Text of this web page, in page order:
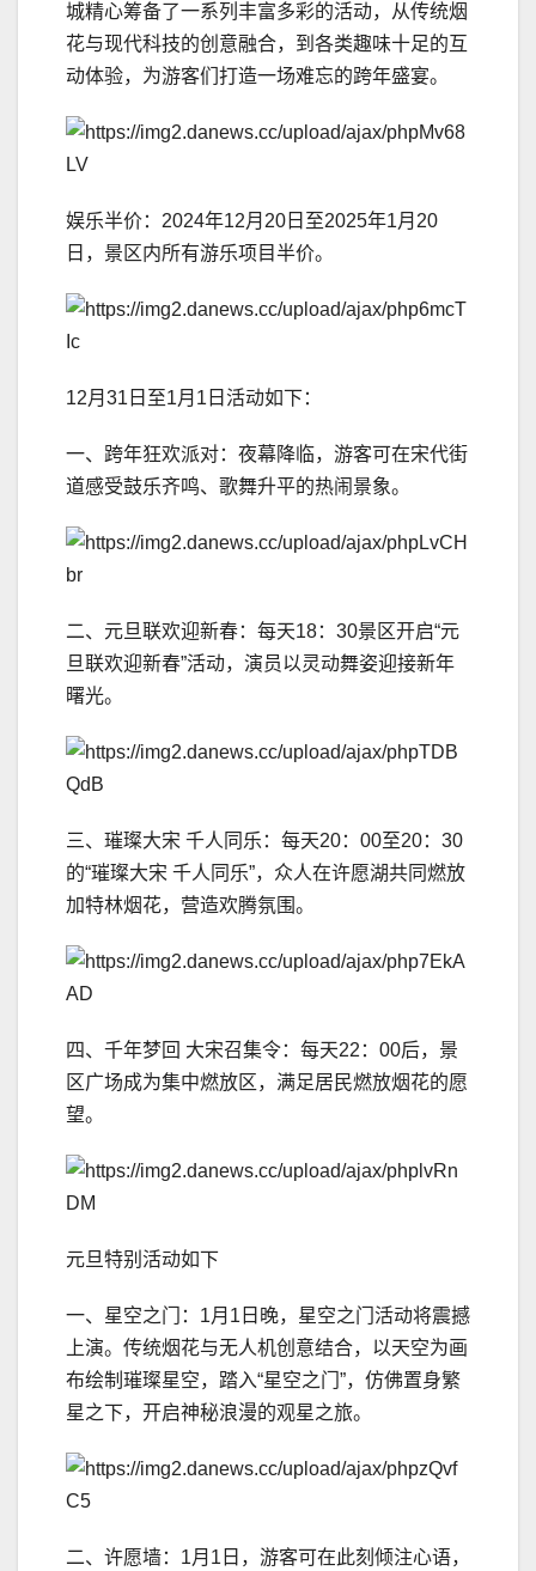
城精心筹备了一系列丰富多彩的活动，从传统烟
花与现代科技的创意融合，到各类趣味十足的互
动体验，为游客们打造一场难忘的跨年盛宴。
娱乐半价：2024年12月20日至2025年1月20
日，景区内所有游乐项目半价。
12月31日至1月1日活动如下：
一、跨年狂欢派对：夜幕降临，游客可在宋代街
道感受鼓乐齐鸣、歌舞升平的热闹景象。
二、元旦联欢迎新春：每天18：30景区开启“元
旦联欢迎新春”活动，演员以灵动舞姿迎接新年
曙光。
三、璀璨大宋 千人同乐：每天20：00至20：30
的“璀璨大宋 千人同乐”，众人在许愿湖共同燃放
加特林烟花，营造欢腾氛围。
四、千年梦回 大宋召集令：每天22：00后，景
区广场成为集中燃放区，满足居民燃放烟花的愿
望。
元旦特别活动如下
一、星空之门：1月1日晚，星空之门活动将震撼
上演。传统烟花与无人机创意结合，以天空为画
布绘制璀璨星空，踏入“星空之门”，仿佛置身繁
星之下，开启神秘浪漫的观星之旅。
二、许愿墙：1月1日，游客可在此刻倾注心语，